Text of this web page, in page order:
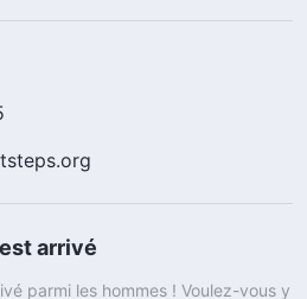
arrivé
parmi les hommes ! Voulez-vous y